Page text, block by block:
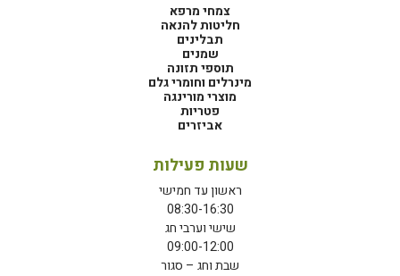
צמחי מרפא
חליטות להנאה
תבלינים
שמנים
תוספי תזונה
מינרלים וחומרי גלם
מוצרי מורינגה
פטריות
אביזרים
שעות פעילות
ראשון עד חמישי
08:30-16:30
שישי וערבי חג
09:00-12:00
שבת וחג – סגור